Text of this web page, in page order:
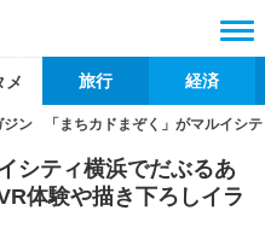
メ 旅行 経済
ジン 「まちカドまぞく」がマルイシ
シティ横浜でだぶるあ
体験や描き下ろしイラ